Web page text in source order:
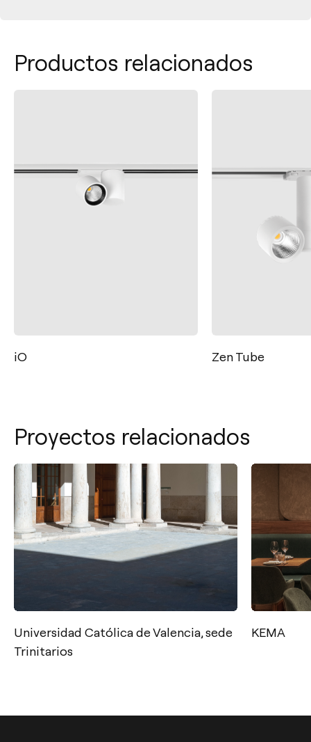
Productos relacionados
Zen Tube Thor
Proyectos relacionados
KEMA Ulanka
Contacto
info@arkoslight.com